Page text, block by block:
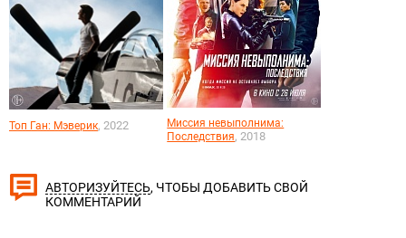
Топ Ган: Мэверик, 2022
Миссия невыполнима:
Последствия, 2018
АВТОРИЗУЙТЕСЬ, ЧТОБЫ ДОБАВИТЬ СВОЙ
КОММЕНТАРИЙ